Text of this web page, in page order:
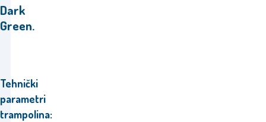
Dark
Green.
Tehnički
parametri
trampolina: